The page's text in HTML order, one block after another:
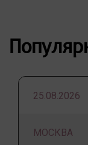
25.08.2026
МОСКВА